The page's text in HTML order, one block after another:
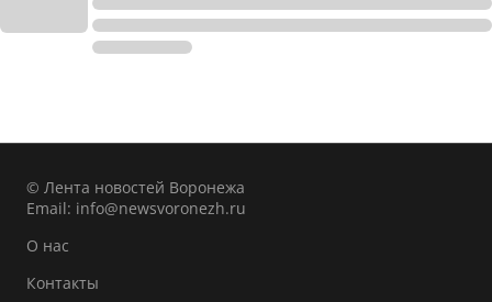
© Лента новостей Воронежа
Email: info@newsvoronezh.ru
О нас
Контакты